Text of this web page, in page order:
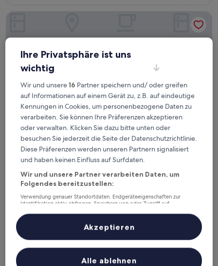
Bewertungen)
I live Motel
I live Motel
3.0-
Sterne-
Unterkunft
Xiaogang, 2,3 km von Flughafen Kaohsiung Intl. (KHH) entfernt
von
Gut,
Bewertungen)
7,8/10 Gut (48 Bewertungen)
26 €
inkl. Steuern & Gebühren
Kindness Hotel Wu Jia
Ihre Privatsphäre ist uns
wichtig
Wir und unsere16 Partner speichern und/ oder greifen
auf Informationen auf einem Gerät zu, z.B. auf eindeutige
Kennungen in Cookies, um personenbezogene Daten zu
verarbeiten. Sie können Ihre Präferenzen akzeptieren
oder verwalten. Klicken Sie dazu bitte unten oder
besuchen Sie jederzeit die Seite der Datenschutzrichtlinie.
Diese Präferenzen werden unseren Partnern signalisiert
und haben keinen Einfluss auf Surfdaten.
Wir und unsere Partner verarbeiten Daten, um
Folgendes bereitzustellen:
Verwendung genauer Standortdaten. Endgeräteeigenschaften zur
Identifikation aktiv abfragen. Speichern von oder Zugriff auf
Inhalte, Messung von Werbeleistung und der Performance von Inhalten,
Zielgruppenforschung sowie Entwicklung und Verbesserung von
Liste der Partner (Lieferanten)
Alle ablehnen
Akzeptieren